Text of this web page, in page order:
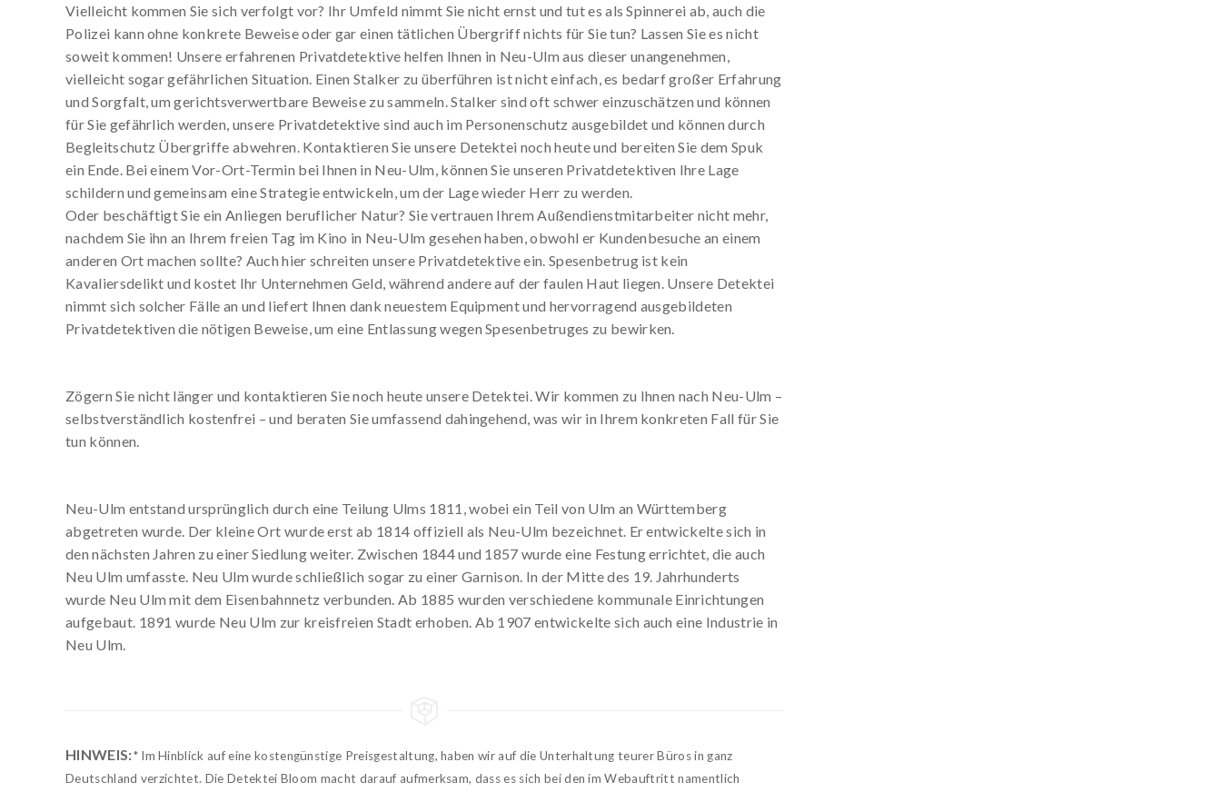
Vielleicht kommen Sie sich verfolgt vor? Ihr Umfeld nimmt Sie nicht ernst und tut es als Spinnerei ab, auch die
Polizei kann ohne konkrete Beweise oder gar einen tätlichen Übergriff nichts für Sie tun? Lassen Sie es nicht
soweit kommen! Unsere erfahrenen Privatdetektive helfen Ihnen in Neu-Ulm aus dieser unangenehmen,
vielleicht sogar gefährlichen Situation. Einen Stalker zu überführen ist nicht einfach, es bedarf großer Erfahrung
und Sorgfalt, um gerichtsverwertbare Beweise zu sammeln. Stalker sind oft schwer einzuschätzen und können
für Sie gefährlich werden, unsere Privatdetektive sind auch im Personenschutz ausgebildet und können durch
Begleitschutz Übergriffe abwehren. Kontaktieren Sie unsere Detektei noch heute und bereiten Sie dem Spuk
ein Ende. Bei einem Vor-Ort-Termin bei Ihnen in Neu-Ulm, können Sie unseren Privatdetektiven Ihre Lage
schildern und gemeinsam eine Strategie entwickeln, um der Lage wieder Herr zu werden.
Oder beschäftigt Sie ein Anliegen beruflicher Natur? Sie vertrauen Ihrem Außendienstmitarbeiter nicht mehr,
nachdem Sie ihn an Ihrem freien Tag im Kino in Neu-Ulm gesehen haben, obwohl er Kundenbesuche an einem
anderen Ort machen sollte? Auch hier schreiten unsere Privatdetektive ein. Spesenbetrug ist kein
Kavaliersdelikt und kostet Ihr Unternehmen Geld, während andere auf der faulen Haut liegen. Unsere Detektei
nimmt sich solcher Fälle an und liefert Ihnen dank neuestem Equipment und hervorragend ausgebildeten
Privatdetektiven die nötigen Beweise, um eine Entlassung wegen Spesenbetruges zu bewirken.
Zögern Sie nicht länger und kontaktieren Sie noch heute unsere Detektei. Wir kommen zu Ihnen nach Neu-Ulm –
selbstverständlich kostenfrei – und beraten Sie umfassend dahingehend, was wir in Ihrem konkreten Fall für Sie
tun können.
Neu-Ulm entstand ursprünglich durch eine Teilung Ulms 1811, wobei ein Teil von Ulm an Württemberg
abgetreten wurde. Der kleine Ort wurde erst ab 1814 offiziell als Neu-Ulm bezeichnet. Er entwickelte sich in
den nächsten Jahren zu einer Siedlung weiter. Zwischen 1844 und 1857 wurde eine Festung errichtet, die auch
Neu Ulm umfasste. Neu Ulm wurde schließlich sogar zu einer Garnison. In der Mitte des 19. Jahrhunderts
wurde Neu Ulm mit dem Eisenbahnnetz verbunden. Ab 1885 wurden verschiedene kommunale Einrichtungen
aufgebaut. 1891 wurde Neu Ulm zur kreisfreien Stadt erhoben. Ab 1907 entwickelte sich auch eine Industrie in
Neu Ulm.
HINWEIS:* Im Hinblick auf eine kostengünstige Preisgestaltung, haben wir auf die Unterhaltung teurer Büros in ganz
Deutschland verzichtet. Die Detektei Bloom macht darauf aufmerksam, dass es sich bei den im Webauftritt namentlich